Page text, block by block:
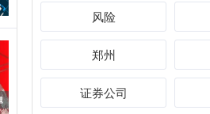
风险
郑州
证券公司